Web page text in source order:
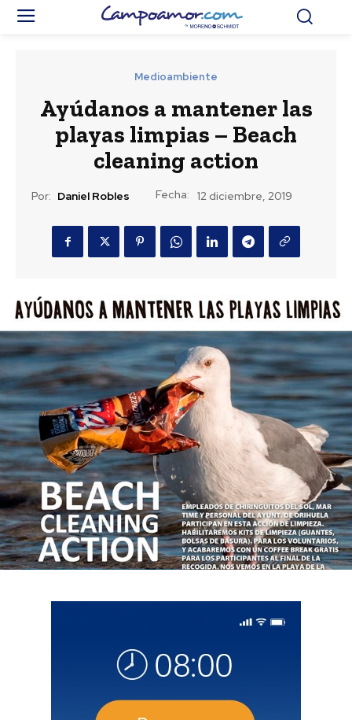
Medioambiente
Ayúdanos a mantener las
playas limpias – Beach
cleaning action
Por: Daniel Robles Fecha: 12 diciembre, 2019